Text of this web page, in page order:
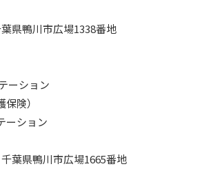
川市広場1338番地
ション
険）
ション
川市広場1665番地